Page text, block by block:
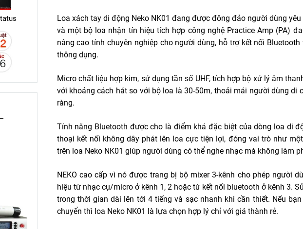
Loa xách tay di động Neko NK01 đang được đông đảo người dùng
và một bộ loa nhận tín hiệu tích hợp công nghệ Practice Amp (PA)
nâng cao tính chuyên nghiệp cho người dùng, hỗ trợ kết nối
thông dụng.
Microchất liệu hợp kim, sử dụng tần số UHF, tích hợp bộ xử lý âm
với khoảng cách hát so với bộ loa là 30-50m, thoải mái người dùng
ràng.
Tính năng Bluetooth được cho là điểm khá đặc biệt của dòng loa di
thoại kết nối không dây phát lên loa cực tiện lợi, đóng vai trò như
trên loa Neko NK01 giúp người dùng có thể nghe nhạc mà không làm
NEKO cao cấp vì nó được trang bị bộ mixer 3-kênh cho phép người
hiệu từ nhạc cụ/micro ở kênh 1, 2 hoặc từ kết nối bluetooth ở kênh 3.
trong thời gian dài lên tới 4 tiếng và sạc nhanh khi cần thiết. Nếu
chuyển thì loa Neko NK01 là lựa chọn hợp lý chỉ với giá thành rẻ.